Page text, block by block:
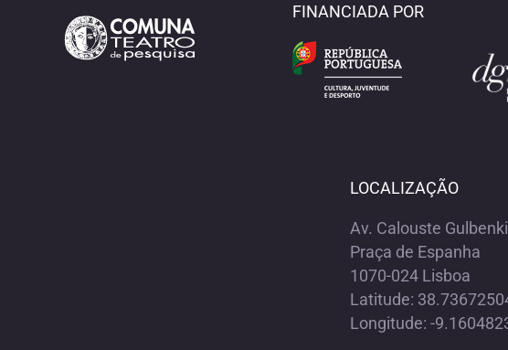
FINANCIADA POR
LOCALIZAÇÃO
Av. Calouste
Praça de Espanha
1070-024 Lisboa
Latitude:
Longitude: -